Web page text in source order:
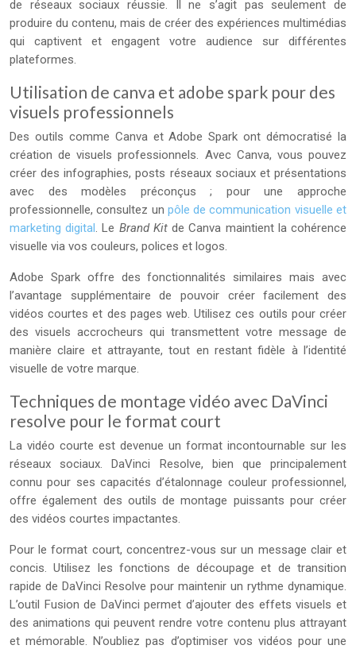
de réseaux sociaux réussie. Il ne s’agit pas seulement de
produire du contenu, mais de créer des expériences multimédias
qui captivent et engagent votre audience sur différentes
plateformes.
Utilisation de canva et adobe spark pour des
visuels professionnels
Des outils comme Canva et Adobe Spark ont démocratisé la
création de visuels professionnels. Avec Canva, vous pouvez
créer des infographies, posts réseaux sociaux et présentations
avec des modèles préconçus ; pour une approche
professionnelle, consultez un pôle de communication visuelle et
marketing digital. Le Brand Kitde Canva maintient la cohérence
visuelle via vos couleurs, polices et logos.
Adobe Spark offre des fonctionnalités similaires mais avec
l’avantage supplémentaire de pouvoir créer facilement des
vidéos courtes et des pages web. Utilisez ces outils pour créer
des visuels accrocheurs qui transmettent votre message de
manière claire et attrayante, tout en restant fidèle à l’identité
visuelle de votre marque.
Techniques de montage vidéo avec DaVinci
resolve pour le format court
La vidéo courte est devenue un format incontournable sur les
réseaux sociaux. DaVinci Resolve, bien que principalement
connu pour ses capacités d’étalonnage couleur professionnel,
offre également des outils de montage puissants pour créer
des vidéos courtes impactantes.
Pour le format court, concentrez-vous sur un message clair et
concis. Utilisez les fonctions de découpage et de transition
rapide de DaVinci Resolve pour maintenir un rythme dynamique.
L’outil Fusion de DaVinci permet d’ajouter des effets visuels et
des animations qui peuvent rendre votre contenu plus attrayant
et mémorable. N’oubliez pas d’optimiser vos vidéos pour une